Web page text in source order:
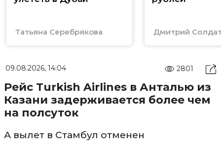
Татьяна Серебрякова Дмитрий
09.08.2026, 14:04 2801
Рейс Turkish Airlines в Анталью из
Казани задерживается более чем
на полсуток
А вылет в Стамбул отменен